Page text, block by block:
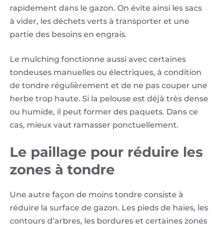
rapidement dans le gazon. On évite ainsi les sacs
à vider, les déchets verts à transporter et une
partie des besoins en engrais.
Le mulching fonctionne aussi avec certaines
tondeuses manuelles ou électriques, à condition
de tondre régulièrement et de ne pas couper une
herbe trop haute. Si la pelouse est déjà très dense
ou humide, il peut former des paquets. Dans ce
cas, mieux vaut ramasser ponctuellement.
Le paillage pour réduire les
zones à tondre
Une autre façon de moins tondre consiste à
réduire la surface de gazon. Les pieds de haies, les
contours d’arbres, les bordures et certaines zones